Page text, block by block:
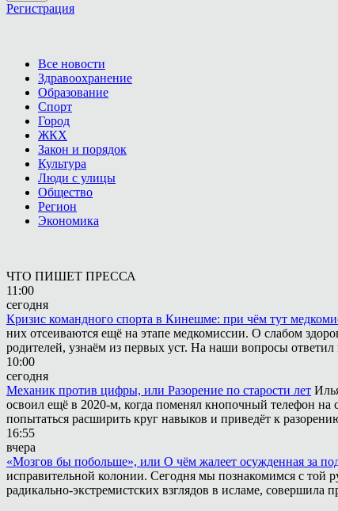
Регистрация
Все новости
Здравоохранение
Образование
Спорт
Город
ЖКХ
Закон и порядок
Культура
Люди с улицы
Общество
Регион
Экономика
ЧТО ПИШЕТ ПРЕССА
11:00
сегодня
Кризис командного спорта в Кинешме: при чём тут
них отсеиваются ещё на этапе медкомиссии. О слабом
родителей, узнаём из первых уст. На наши вопросы
10:00
сегодня
Механик против цифры, или Разорение по старости лет
освоил ещё в 2020-м, когда поменял кнопочный телефон на
попытаться расширить круг навыков и приведёт к
16:55
вчера
«Мозгов бы побольше», или О чём жалеет осужденная за
исправительной колонии. Сегодня мы познакомимся с той
радикально-экстремистских взглядов в исламе, совершила